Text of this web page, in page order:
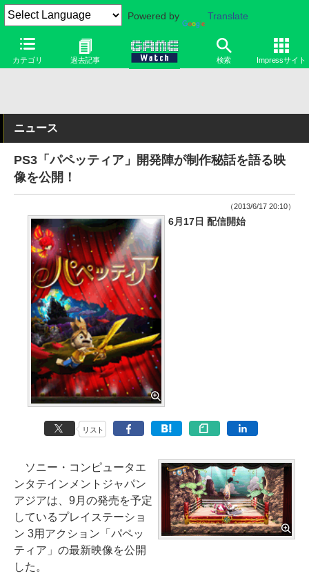
Powered by Translate
カテゴリ 過去記事 検索 Impressサイト
ニュース
PS3「パペッティア」開発陣が制作秘話を語る映
像を公開！
（2013/6/17 20:10）
6月17日 配信開始
リスト
ソニー・コンピュータエ
ンタテインメントジャパン
アジアは、9月の発売を予定
しているプレイステーショ
ン 3用アクション「パペッ
ティア」の最新映像を公開
した。